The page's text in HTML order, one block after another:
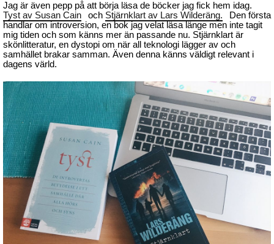
Jag är även pepp på att börja läsa de böcker jag fick hem idag.
Tyst av Susan Cain
och Stjärnklart av Lars Wilderäng.
Den första
handlar om introversion, en bok jag velat läsa länge men inte tagit
mig tiden och som känns mer än passande nu. Stjärnklart är
skönlitteratur, en dystopi om när all teknologi lägger av och
samhället brakar samman. Även denna känns väldigt relevant i
dagens värld.